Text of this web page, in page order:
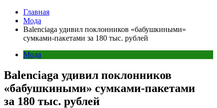
Главная
Мода
Balenciaga удивил поклонников «бабушкиными»
сумками-пакетами за 180 тыс. рублей
Мода
Balenciaga удивил поклонников
«бабушкиными» сумками-пакетами
за 180 тыс. рублей